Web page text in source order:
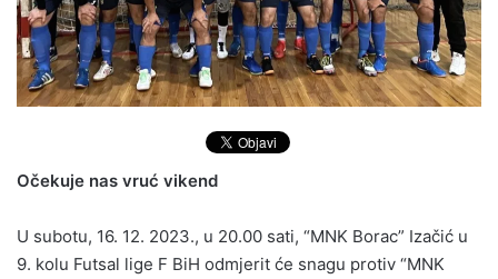
Očekuje nas vruć vikend
U subotu, 16. 12. 2023., u 20.00 sati, “MNK Borac” Izačić u
9. kolu Futsal lige F BiH odmjerit će snagu protiv “MNK